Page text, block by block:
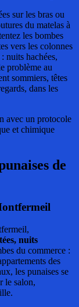
sur les bras ou
du matelas à
les bombes
vers les colonnes
: nuits hachées,
problème au
sommiers, têtes
dans les
avec un protocole
et chimique
de
nuits
du commerce :
des
les punaises se
le salon,